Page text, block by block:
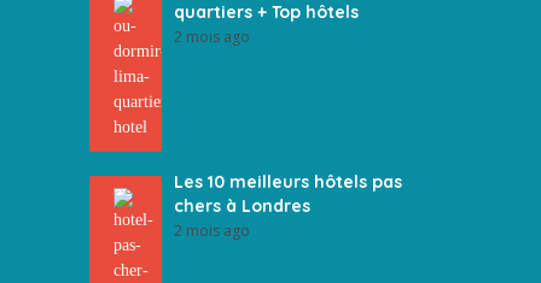
quartiers + Top hôtels
2 mois ago
Les 10 meilleurs hôtels pas
chers à Londres
2 mois ago